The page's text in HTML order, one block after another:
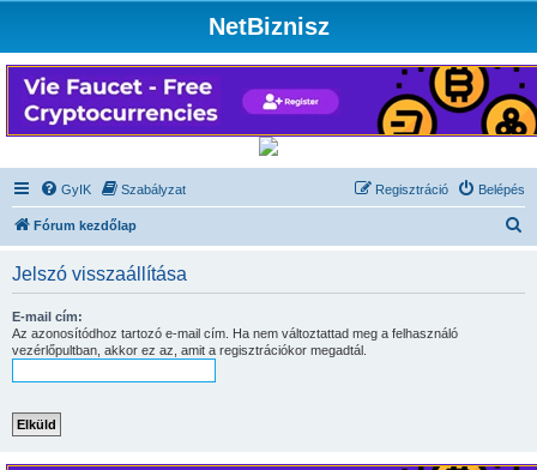
NetBiznisz
GyIK Szabályzat Belépés
Regisztráció
Fórum kezdőlap
Jelszó visszaállítása
E-mail cím:
Az azonosítódhoz tartozó e-mail cím. Ha nem változtattad meg a felhasználó
vezérlőpultban, akkor ez az, amit a regisztrációkor megadtál.